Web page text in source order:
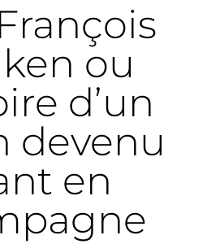
ou
d’un
devenu
en